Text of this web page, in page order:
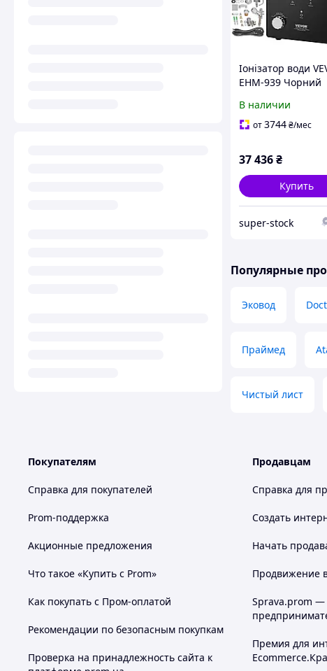
Іонізатор води
EHM-939 Чорний
В наличии
от3744₴/мес
37 436₴
Купить
super-stock
Популярные
Эковод
Праймед
Чистый лист
Покупателям
Справка для покупателей
Prom-поддержка
Акционные предложения
Что такое «Купить с Prom»
Как покупать с Пром-оплатой
Рекомендации по безопасным покупкам
Проверка на принадлежность сайта к
Продавцам
Справка для
Создать
Начать
Продвижение
Sprava.prom —
Премия для